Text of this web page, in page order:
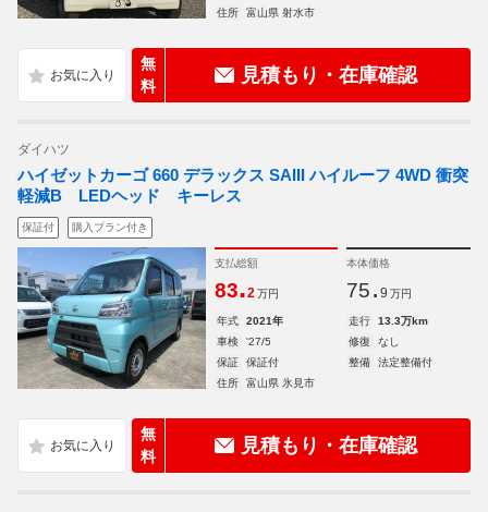
住所
富山県 射水市
無
料
見積もり・在庫確認
ダイハツ
ハイゼットカーゴ 660 デラックス SAIII ハイルーフ 4WD 衝突
軽減B LEDヘッド キーレス
保証付 購入プラン付き
支払総額
83.2 万円
本体価格
75. 9 万円
年式 2021年 走行
13.3万km
車検
'27/5 修復
なし
保証
保証付 整備
法定整備付
住所
富山県 氷見市
無
料
見積もり・在庫確認